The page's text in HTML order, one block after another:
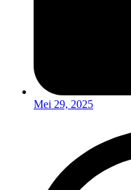
Mei 29, 2025